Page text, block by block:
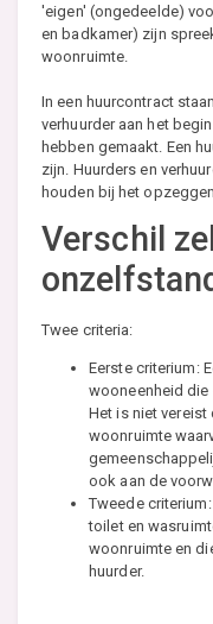
'eigen' (ongedeelde)
en badkamer) zijn
woonruimte.
In een huurcontract
verhuurder aan het
hebben gemaakt. Een
zijn. Huurders en
houden bij het
Verschil
Twee criteria:
Eerste criterium:
wooneenheid die
Het is niet
woonruimte
ook aan de
Tweede
toilet en
woonruimte en
huurder.